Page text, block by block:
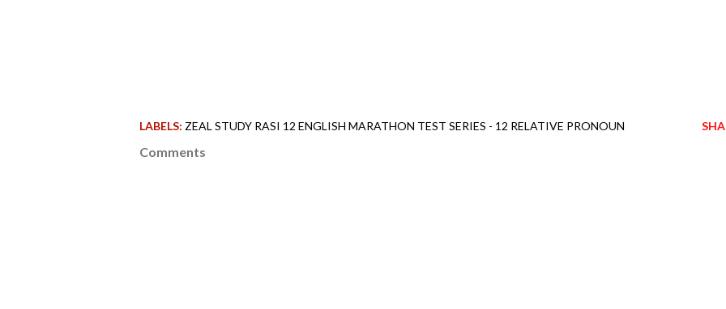
LABELS: ZEAL STUDY RASI 12 ENGLISH MARATHON TEST SERIES - 12 RELATIVE PRONOUN
Comments